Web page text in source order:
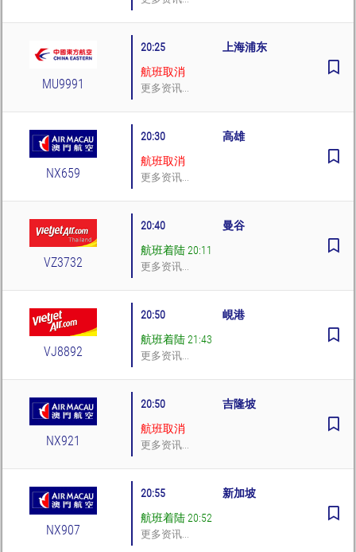
MU9991
20:25
上海浦东
航班取消
更多资讯...
NX659
20:30
高雄
航班取消
更多资讯...
VZ3732
20:40
曼谷
航班着陆 20:11
更多资讯...
VJ8892
20:50
峴港
航班着陆 21:43
更多资讯...
NX921
20:50
吉隆坡
航班取消
更多资讯...
NX907
20:55
新加坡
航班着陆 20:52
更多资讯...